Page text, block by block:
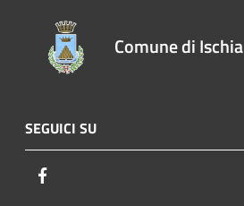
Comune di Ischia
SEGUICI SU